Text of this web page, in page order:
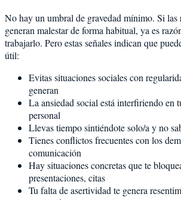
No hay un umbral de gravedad mínimo. Si las
generan malestar de forma habitual, ya es
trabajarlo. Pero estas señales indican que
útil:
Evitas situaciones sociales con
generan
La ansiedad social está interfiriendo en
personal
Llevas tiempo sintiéndote solo/a y no
Tienes conflictos frecuentes con los
comunicación
Hay situaciones concretas que te
presentaciones, citas
Tu falta de asertividad te genera